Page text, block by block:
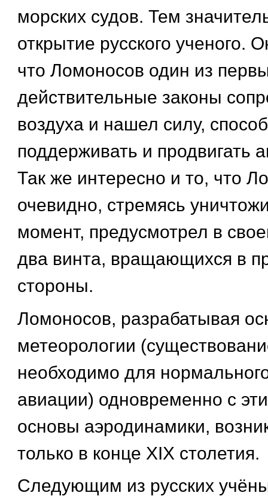
морских судов. Тем
открытие русского ученого.
что Ломоносов один из
действительные законы
воздуха и нашел силу,
поддерживать и продвигать
Так же интересно и то, что
очевидно, стремясь
момент, предусмотрел в
два винта, вращающихся в
стороны.
Ломоносов, разрабатывая
метеорологии
необходимо для
авиации) одновременно с
основы аэродинамики,
только в конце XIX столетия.
Следующим из русских